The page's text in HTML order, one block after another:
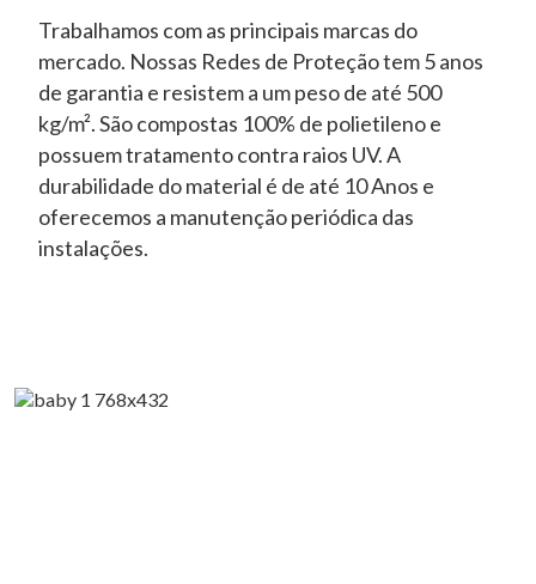
Trabalhamos com as principais marcas do
mercado. Nossas Redes de Proteção tem 5 anos
de garantia e resistem a um peso de até 500
kg/m². São compostas 100% de polietileno e
possuem tratamento contra raios UV. A
durabilidade do material é de até 10 Anos e
oferecemos a manutenção periódica das
instalações.